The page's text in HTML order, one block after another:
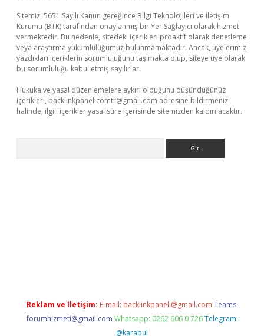
Sitemiz, 5651 Sayılı Kanun gereğince Bilgi Teknolojileri ve İletişim
Kurumu (BTK) tarafından onaylanmış bir Yer Sağlayıcı olarak hizmet
vermektedir. Bu nedenle, sitedeki içerikleri proaktif olarak denetleme
veya araştırma yükümlülüğümüz bulunmamaktadır. Ancak, üyelerimiz
yazdıkları içeriklerin sorumluluğunu taşımakta olup, siteye üye olarak
bu sorumluluğu kabul etmiş sayılırlar.
Hukuka ve yasal düzenlemelere aykırı olduğunu düşündüğünüz
içerikleri, backlinkpanelicomtr@gmail.com adresine bildirmeniz
halinde, ilgili içerikler yasal süre içerisinde sitemizden kaldırılacaktır.
Reklam ve İletişim: E-mail: backlinkpaneli@gmail.com Teams:
forumhizmeti@gmail.com Whatsapp: 0262 606 0 726 Telegram:
@karabul